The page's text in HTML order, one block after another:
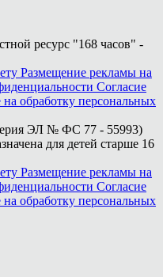
ресурс "168 часов" -
Размещение рекламы на
Согласие
на обработку персональных
серия ЭЛ № ФС 77 - 55993)
для детей старше 16
Размещение рекламы на
Согласие
на обработку персональных